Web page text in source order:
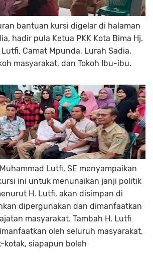
bantuan kursi digelar di halaman
hadir pula Ketua PKK Kota Bima Hj.
Camat Mpunda, Lurah Sadia,
masyarakat, dan Tokoh Ibu-ibu.
Lutfi, SE menyampaikan
ini untuk menunaikan janji politik
H. Lutfi, akan disimpan di
dipergunakan dan dimanfaatkan
masyarakat. Tambah H. Lutfi
oleh seluruh masyarakat,
kotak, siapapun boleh